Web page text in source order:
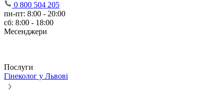
0 800 504 205
пн-пт: 8:00 - 20:00
сб: 8:00 - 18:00
Месенджери
Послуги
Гінеколог у Львові